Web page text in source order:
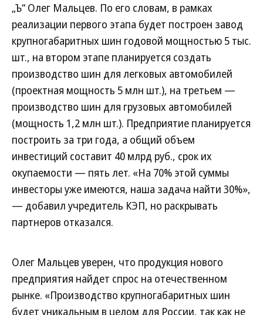
„Ъ“ Олег Мальцев. По его словам, в рамках
реализации первого этапа будет построен завод
крупногабаритных шин годовой мощностью 5 тыс.
шт., на втором этапе планируется создать
производство шин для легковых автомобилей
(проектная мощность 5 млн шт.), на третьем —
производство шин для грузовых автомобилей
(мощность 1,2 млн шт.). Предприятие планируется
построить за три года, а общий объем
инвестиций составит 40 млрд руб., срок их
окупаемости — пять лет. «На 70% этой суммы
инвесторы уже имеются, наша задача найти 30%»,
— добавил учредитель КЭП, но раскрывать
партнеров отказался.
Олег Мальцев уверен, что продукция нового
предприятия найдет спрос на отечественном
рынке. «Производство крупногабаритных шин
будет уникальным в целом для России, так как не